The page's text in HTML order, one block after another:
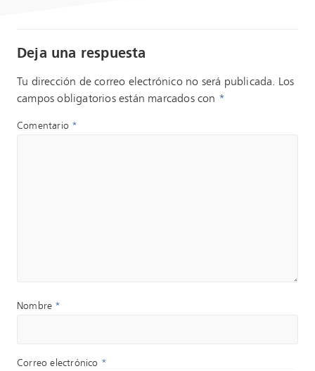
Deja una respuesta
Tu dirección de correo electrónico no será publicada.
Los
campos obligatorios están marcados con *
Comentario *
Nombre *
Correo electrónico *